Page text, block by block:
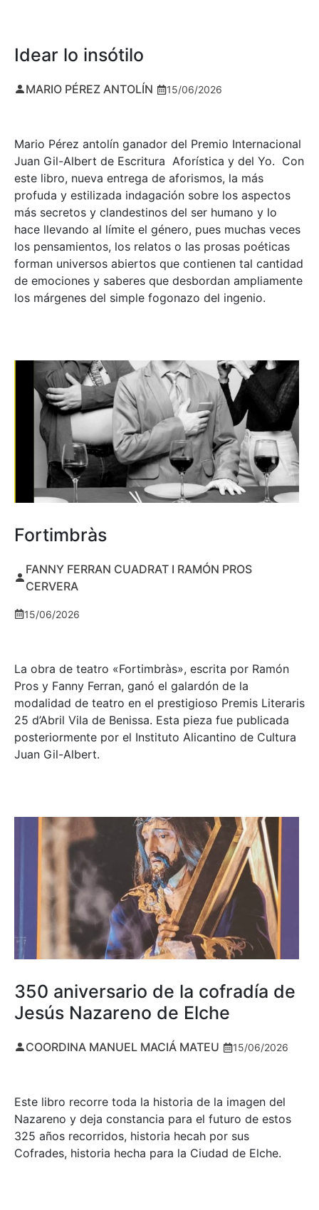
Idear lo insótilo
MARIO PÉREZ ANTOLÍN 15/06/2026
Mario Pérez antolín ganador del Premio Internacional
Juan Gil-Albert de Escritura Aforística y del Yo. Con
este libro, nueva entrega de aforismos, la más
profuda y estilizada indagación sobre los aspectos
más secretos y clandestinos del ser humano y lo
hace llevando al límite el género, pues muchas veces
los pensamientos, los relatos o las prosas poéticas
forman universos abiertos que contienen tal cantidad
de emociones y saberes que desbordan ampliamente
los márgenes del simple fogonazo del ingenio.
Fortimbràs
FANNY FERRAN CUADRAT I RAMÓN PROS
CERVERA
15/06/2026
La obra de teatro «Fortimbràs», escrita por Ramón
Pros y Fanny Ferran, ganó el galardón de la
modalidad de teatro en el prestigioso Premis Literaris
25 d’Abril Vila de Benissa. Esta pieza fue publicada
posteriormente por el Instituto Alicantino de Cultura
Juan Gil-Albert.
350 aniversario de la cofradía de
Jesús Nazareno de Elche
COORDINA MANUEL MACIÁ MATEU 15/06/2026
Este libro recorre toda la historia de la imagen del
Nazareno y deja constancia para el futuro de estos
325 años recorridos, historia hecah por sus
Cofrades, historia hecha para la Ciudad de Elche.